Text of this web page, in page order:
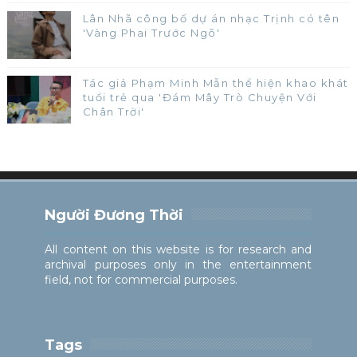
Lân Nhã công bố dự án nhạc Trịnh có tên
'Vàng Phai Trước Ngõ'
Tác giả Phạm Minh Mẫn thể hiện khao khát
tuổi trẻ qua 'Đám Mây Trò Chuyện Với
Chân Trời'
Người Đương Thời
All content on this website is for research and
archival purposes only in the entertainment
field, not for commercial purposes.
Tags